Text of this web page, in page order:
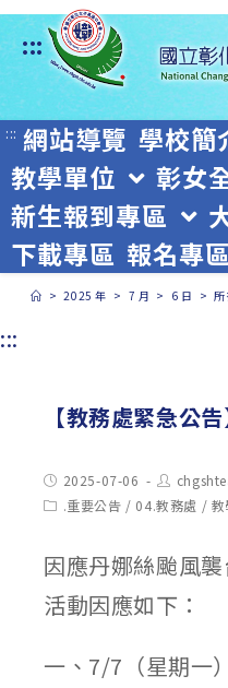
跳
轉
至
主
要
內
容
:::
::: 網站導覽 學校簡
教學單位
彰女
新生報到專區
下載專區 報名專區
> 2025 年 > 7 月 > 6 日 >
:::
【教務處緊急公告
Post
published:
2025-07-06
Post
author:
Post.重要公告 / 04.教務處 / 教
因應丹娜絲颱風
活動因應如下：
一、7/7（星期一